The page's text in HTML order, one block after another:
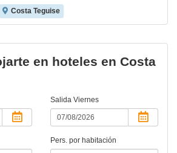
Costa Teguise
en hoteles en Costa
Salida Viernes
Pers. por habitación